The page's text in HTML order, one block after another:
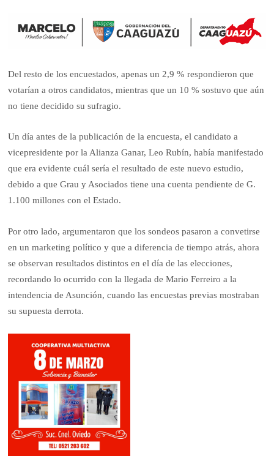
Del resto de los encuestados, apenas un 2,9 % respondieron que
votarían a otros candidatos, mientras que un 10 % sostuvo que aún
no tiene decidido su sufragio.
Un día antes de la publicación de la encuesta, el candidato a
vicepresidente por la Alianza Ganar, Leo Rubín, había manifestado
que era evidente cuál sería el resultado de este nuevo estudio,
debido a que Grau y Asociados tiene una cuenta pendiente de G.
1.100 millones con el Estado.
Por otro lado, argumentaron que los sondeos pasaron a convetirse
en un marketing político y que a diferencia de tiempo atrás, ahora
se observan resultados distintos en el día de las elecciones,
recordando lo ocurrido con la llegada de Mario Ferreiro a la
intendencia de Asunción, cuando las encuestas previas mostraban
su supuesta derrota.